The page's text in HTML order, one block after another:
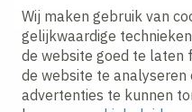
Wij maken gebruik van
gelijkwaardige
de website goed te laten
de website te
advertenties te kunnen
Ik ga akkoord met het